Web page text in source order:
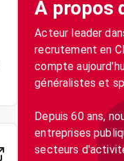
A propos
Acteur leader
recrutement en
compte
généralistes et
Depuis 60 ans,
entreprises
secteurs